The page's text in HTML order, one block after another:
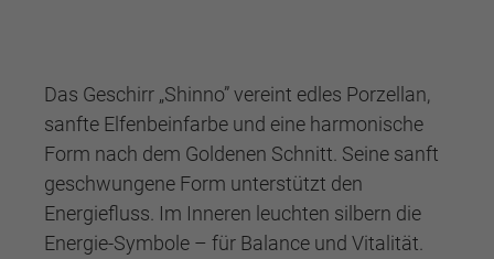
Das Geschirr „Shinno” vereint edles Porzellan,
sanfte Elfenbeinfarbe und eine harmonische
Form nach dem Goldenen Schnitt. Seine sanft
geschwungene Form unterstützt den
Energiefluss. Im Inneren leuchten silbern die
Energie-Symbole – für Balance und Vitalität.